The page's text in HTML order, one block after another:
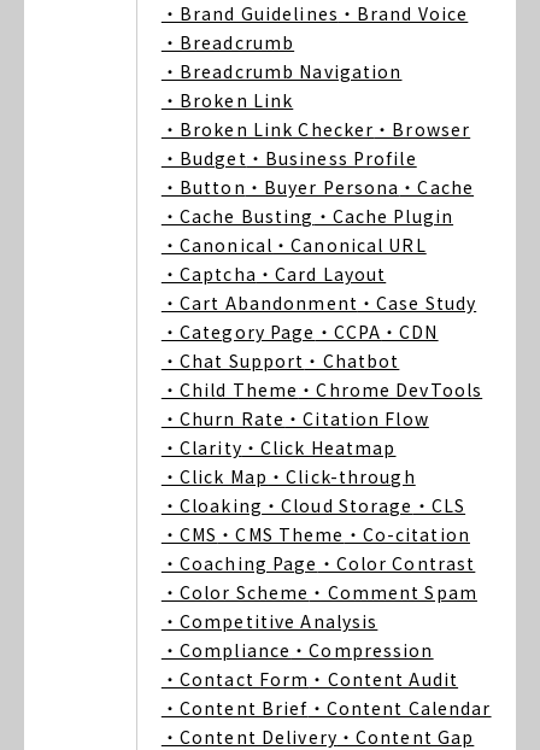
・Brand Guidelines ・Brand Voice
・Breadcrumb
・Breadcrumb Navigation
・Broken Link
・Broken Link Checker ・Browser
・Budget ・Business Profile
・Button ・Buyer Persona ・Cache
・Cache Busting ・Cache Plugin
・Canonical ・Canonical URL
・Captcha ・Card Layout
・Cart Abandonment ・Case Study
・Category Page ・CCPA ・CDN
・Chat Support ・Chatbot
・Child Theme ・Chrome DevTools
・Churn Rate ・Citation Flow
・Clarity ・Click Heatmap
・Click Map ・Click-through
・Cloaking ・Cloud Storage ・CLS
・CMS ・CMS Theme ・Co-citation
・Coaching Page ・Color Contrast
・Color Scheme ・Comment Spam
・Competitive Analysis
・Compliance ・Compression
・Contact Form ・Content Audit
・Content Brief ・Content Calendar
・Content Delivery ・Content Gap